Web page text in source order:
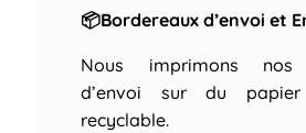
📦Bordereaux d’envoi et
Nous imprimons nos
d’envoi sur du
recyclable.